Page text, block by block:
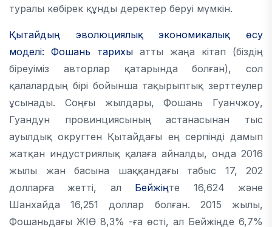
туралы көбірек құнды деректер беруі мүмкін.
Қытайдың эволюциялық экономикалық өсу
моделі: Фошань тарихы атты жаңа кітап (біздің
біреуіміз авторлар қатарында болған), сол
қалалардың бірі бойынша тақырыптық зерттеулер
ұсынады. Соңғы жылдары, Фошань Гуанчжоу,
Гуандун провинциясының астанасынан тыс
ауылдық округтен Қытайдағы ең серпінді дамып
жатқан индустриялық қалаға айналды, онда 2016
жылы жан басына шаққандағы табыс 17, 202
долларға жетті, ал Бейжіңте 16,624 және
Шанхайда 16,251 доллар болған. 2015 жылы,
Фошаньдағы ЖІӨ 8,3% -ға өсті, ал Бейжіңде 6,7%